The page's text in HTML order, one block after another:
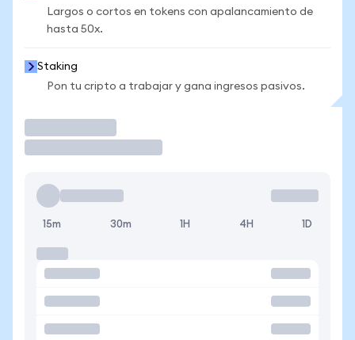
Largos o cortos en tokens con apalancamiento de
hasta 50x.
Staking
Pon tu cripto a trabajar y gana ingresos pasivos.
15m 30m 1H 4H 1D